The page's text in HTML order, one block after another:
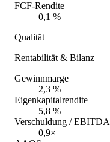
FCF-Rendite
0,1 %
Qualität
Rentabilität & Bilanz
Gewinnmarge
2,3 %
Eigenkapitalrendite
5,8 %
Verschuldung / EBITDA
0,9×